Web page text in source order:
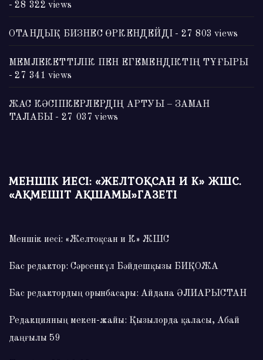
- 28 322 views
ОТАНДЫҚ БИЗНЕС ӨРКЕНДЕЙДІ - 27 803 views
МЕМЛЕКЕТТІЛІК ПЕН ЕГЕМЕНДІКТІҢ ТҰҒЫРЫ
- 27 341 views
ЖАС КӘСІПКЕРЛЕРДІҢ АРТУЫ – ЗАМАН
ТАЛАБЫ - 27 037 views
МЕНШІК ИЕСІ: «ЖЕЛТОҚСАН И К» ЖШС.
«АҚМЕШІТ АҚШАМЫ»ГАЗЕТІ
Меншік иесі: «Желтоқсан и К» ЖШС
Бас редактор: Сәрсенкүл Бәйдешқызы БИҚОЖА
Бас редактордың орынбасары: Айдана ӘЛИАРЫСТАН
Редакцияның мекен-жайы: Қызылорда қаласы, Абай
даңғылы 59